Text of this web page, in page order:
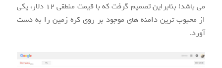
می باشد! بنابراین تصمیم گرفت که با قیمت منطقی ۱۲ دلار، یکی
از محبوب ترین دامنه های موجود بر روی کره زمین را به دست
آورد.